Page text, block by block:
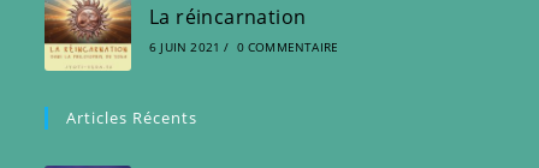
La réincarnation
6 JUIN 2021 / 0 COMMENTAIRE
Articles Récents